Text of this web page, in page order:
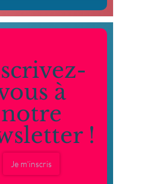
à
notre
!
Je m'inscris